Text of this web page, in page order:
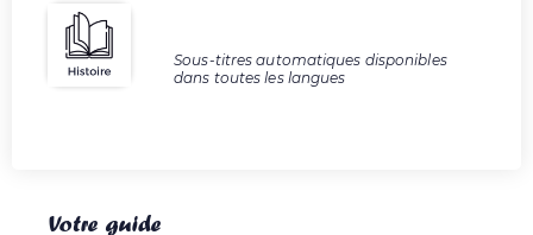
Sous-titres automatiques disponibles
dans toutes les langues
Votre guide